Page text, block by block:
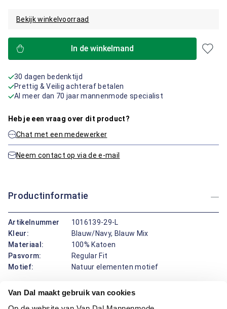
Van Dal maakt gebruik van cookies
Bekijk winkelvoorraad
In de winkelmand
30 dagen bedenktijd
Prettig & Veilig achteraf betalen
Al meer dan 70 jaar mannenmode specialist
Heb je een vraag over dit product?
Chat met een medewerker
Neem contact op via de e-mail
Productinformatie
Artikelnummer
1016139-29-L
Kleur:
Blauw/Navy, Blauw Mix
Materiaal:
100% Katoen
Pasvorm:
Regular Fit
Motief:
Natuur elementen motief
Deze polo van Bartlett draagt prettig en ziet er fris uit. De
regular fit pasvorm valt recht en geeft fijne bewegingsruimte,